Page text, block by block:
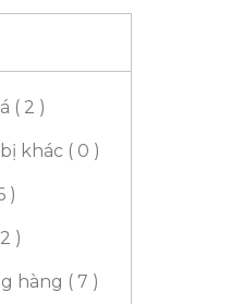
( 2 )
khác ( 0 )
)
)
hàng ( 7 )